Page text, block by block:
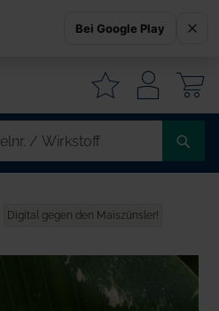
Digital gegen den Maiszünsler!
Bei Google Play